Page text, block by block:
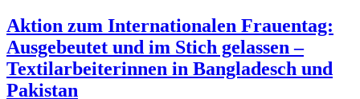
Aktion zum Internationalen Frauentag:
Ausgebeutet und im Stich gelassen –
Textilarbeiterinnen in Bangladesch und
Pakistan